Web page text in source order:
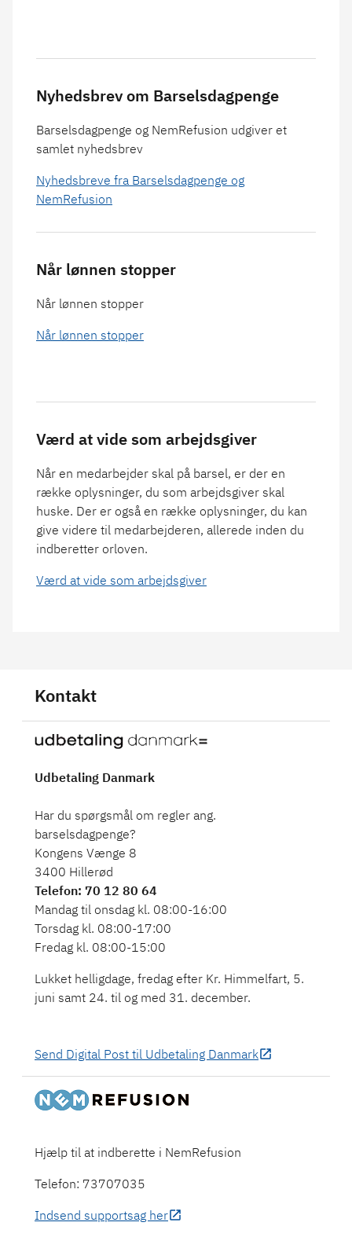
Nyhedsbrev om Barselsdagpenge
Barselsdagpenge og NemRefusion udgiver et
samlet nyhedsbrev
Nyhedsbreve fra Barselsdagpenge og
NemRefusion
Når lønnen stopper
Når lønnen stopper
Når lønnen stopper
Værd at vide som arbejdsgiver
Når en medarbejder skal på barsel, er der en
række oplysninger, du som arbejdsgiver skal
huske. Der er også en række oplysninger, du kan
give videre til medarbejderen, allerede inden du
indberetter orloven.
Værd at vide som arbejdsgiver
Kontakt
Udbetaling Danmark
Har du spørgsmål om regler ang.
barselsdagpenge?
Kongens Vænge 8
3400 Hillerød
Telefon: 70 12 80 64
Mandag til onsdag kl. 08:00-16:00
Torsdag kl. 08:00-17:00
Fredag kl. 08:00-15:00
Lukket helligdage, fredag efter Kr. Himmelfart, 5.
juni samt 24. til og med 31. december.
Send Digital Post til Udbetaling Danmark
Hjælp til at indberette i NemRefusion
Telefon: 73707035
Indsend supportsag her